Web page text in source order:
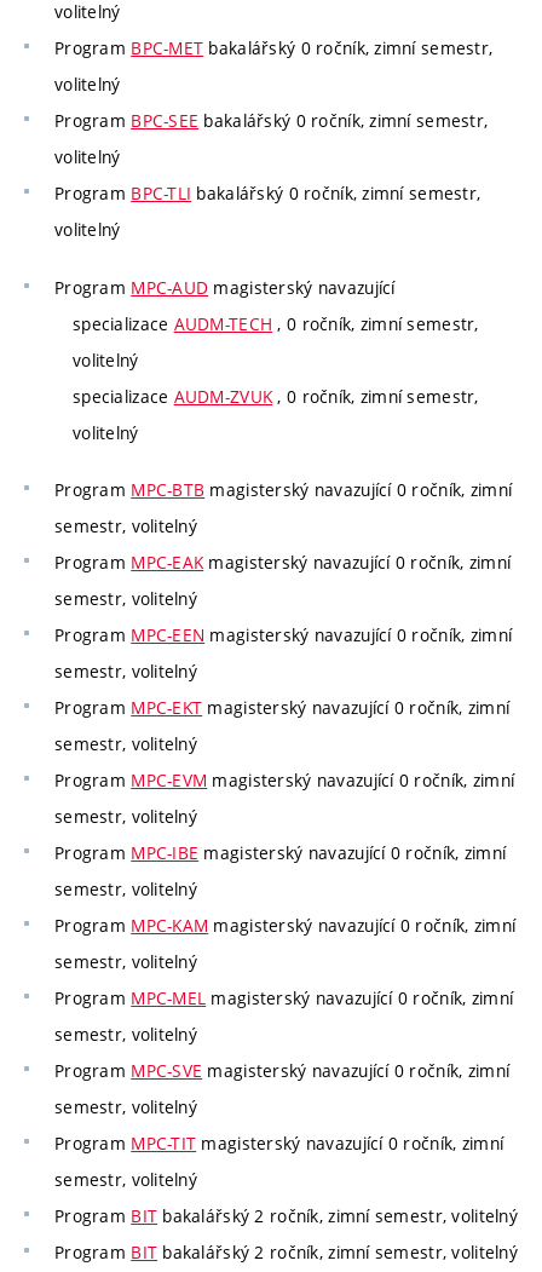
volitelný
Program BPC-MET bakalářský 0 ročník, zimní semestr,
volitelný
Program BPC-SEE bakalářský 0 ročník, zimní semestr,
volitelný
Program BPC-TLI bakalářský 0 ročník, zimní semestr,
volitelný
Program MPC-AUD magisterský navazující
specializace AUDM-TECH , 0 ročník, zimní semestr,
volitelný
specializace AUDM-ZVUK , 0 ročník, zimní semestr,
volitelný
Program MPC-BTB magisterský navazující 0 ročník, zimní
semestr, volitelný
Program MPC-EAKmagisterský navazující 0 ročník, zimní
semestr, volitelný
Program MPC-EEN magisterský navazující 0 ročník, zimní
semestr, volitelný
Program MPC-EKT magisterský navazující 0 ročník, zimní
semestr, volitelný
Program MPC-EVM magisterský navazující 0 ročník, zimní
semestr, volitelný
Program MPC-IBE magisterský navazující 0 ročník, zimní
semestr, volitelný
Program MPC-KAM magisterský navazující 0 ročník, zimní
semestr, volitelný
Program MPC-MEL magisterský navazující 0 ročník, zimní
semestr, volitelný
Program MPC-SVE magisterský navazující 0 ročník, zimní
semestr, volitelný
Program MPC-TIT magisterský navazující 0 ročník, zimní
semestr, volitelný
Program BIT bakalářský 2 ročník, zimní semestr, volitelný
Program BIT bakalářský 2 ročník, zimní semestr, volitelný